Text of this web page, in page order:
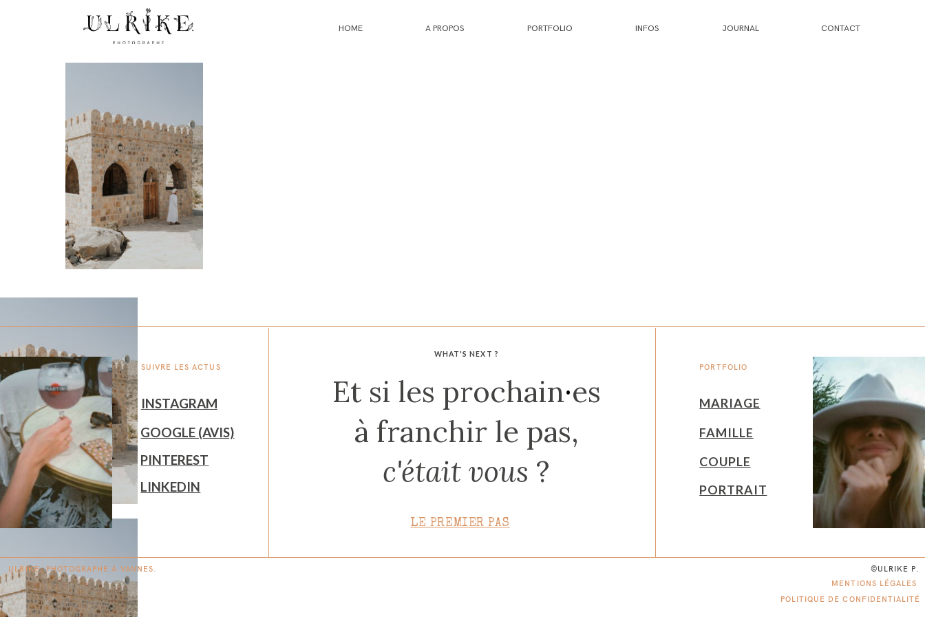
HOME A PROPOS PORTFOLIO INFOS JOURNAL CONTACT
WHAT'S NEXT ?
PORTFOLIO
SUIVRE LES ACTUS
Et si les prochain·es
à franchir le pas,
c'était vous ?
MARIAGE
INSTAGRAM
GOOGLE (AVIS)
FAMILLE
PINTEREST COUPLE
LINKEDIN PORTRAIT
LE PREMIER PAS
©ULRIKE P.
ULRIKE. PHOTOGRAPHE À VAN NES.
MENTIONS LÉGALES
POLITIQUE DE CONFIDENTIALITÉ